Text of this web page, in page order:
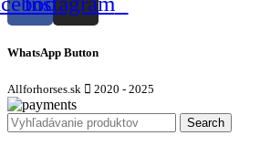
WhatsApp Button
Allforhorses.sk 2020 - 2025
Search